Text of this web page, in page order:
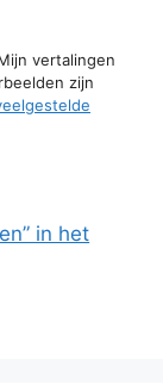
vertalingen
zijn
in het